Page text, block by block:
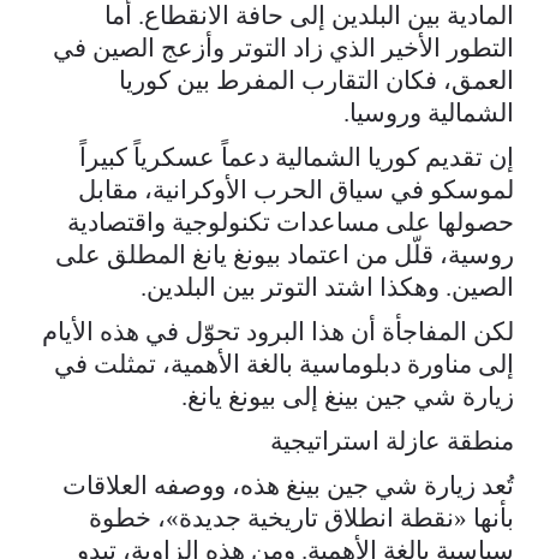
المادية بين البلدين إلى حافة الانقطاع. أما
التطور الأخير الذي زاد التوتر وأزعج الصين في
العمق، فكان التقارب المفرط بين كوريا
الشمالية وروسيا.
إن تقديم كوريا الشمالية دعماً عسكرياً كبيراً
لموسكو في سياق الحرب الأوكرانية، مقابل
حصولها على مساعدات تكنولوجية واقتصادية
روسية، قلّل من اعتماد بيونغ يانغ المطلق على
الصين. وهكذا اشتد التوتر بين البلدين.
لكن المفاجأة أن هذا البرود تحوّل في هذه الأيام
إلى مناورة دبلوماسية بالغة الأهمية، تمثلت في
زيارة شي جين بينغ إلى بيونغ يانغ.
منطقة عازلة استراتيجية
تُعد زيارة شي جين بينغ هذه، ووصفه العلاقات
بأنها «نقطة انطلاق تاريخية جديدة»، خطوة
سياسية بالغة الأهمية. ومن هذه الزاوية، تبدو